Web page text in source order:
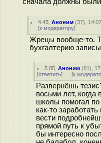
4.45 ,Аноним (37),
[к модератору]
Жрецы вообще-то.
бухгалтерию
5.85 ,Аноним (81),
[ответить] [к
Развернёшь
восьми лет,
школы помогал
как-то
вести
прямой путь к
бы интересно